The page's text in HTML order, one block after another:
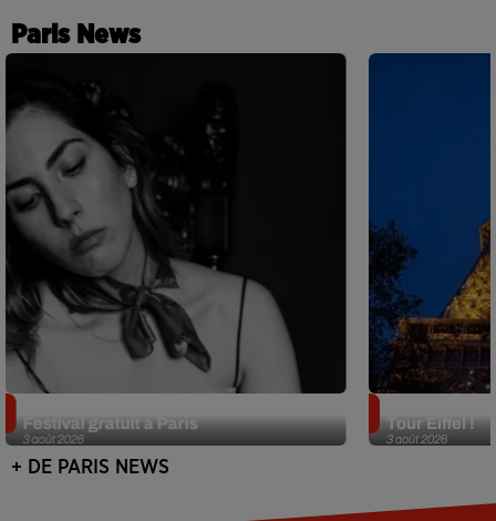
Paris News
3 août 2026
Festival gratuit à Paris
3 août 2026
Tour Eiffel !
+ DE PARIS NEWS